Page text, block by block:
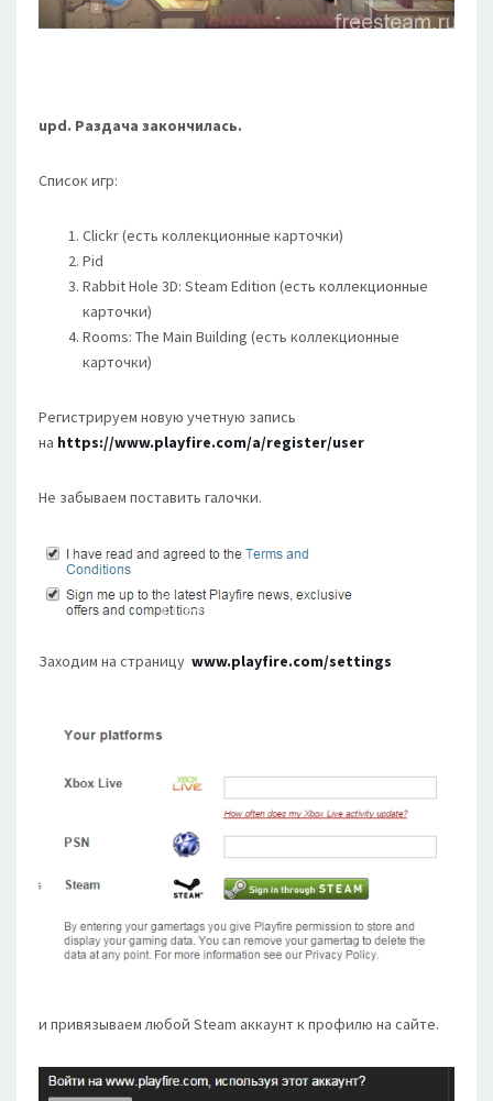
upd. Раздача закончилась.
Список игр:
Clickr (есть коллекционные карточки)
Pid
Rabbit Hole 3D: Steam Edition (есть коллекционные
карточки)
Rooms: The Main Building (есть коллекционные
карточки)
Регистрируем новую учетную запись
на https://www.playfire.com/a/register/user
Не забываем поставить галочки.
Заходим на страницу www.playfire.com/settings
и привязываем любой Steam аккаунт к профилю на сайте.